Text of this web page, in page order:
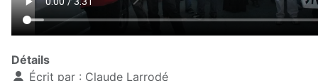
Détails
Écrit par : Claude Larrodé